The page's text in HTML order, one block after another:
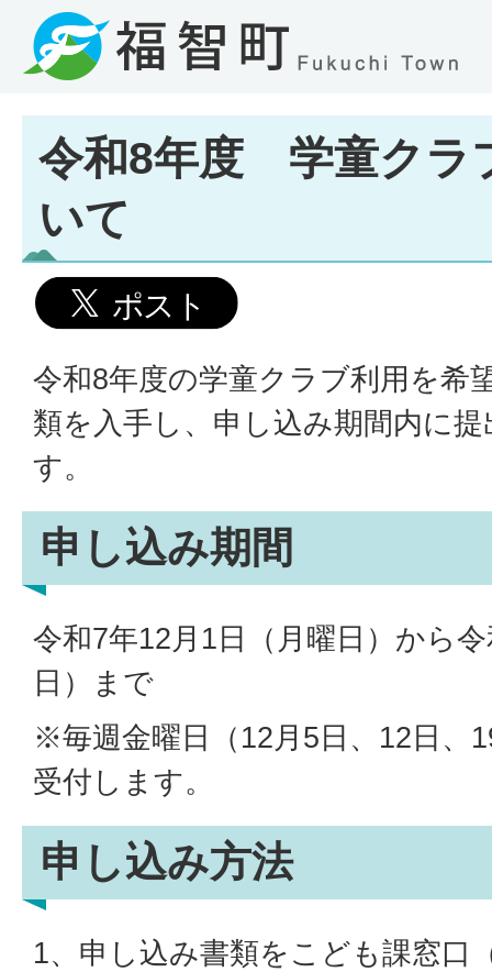
令和8年度 学童クラ
いて
令和8年度の学童クラブ利用を希
類を入手し、申し込み期間内に
す。
申し込み期間
令和7年12月1日（月曜日）から
日）まで
※毎週金曜日（12月5日、12日、
受付します。
申し込み方法
1、申し込み書類をこども課窓口